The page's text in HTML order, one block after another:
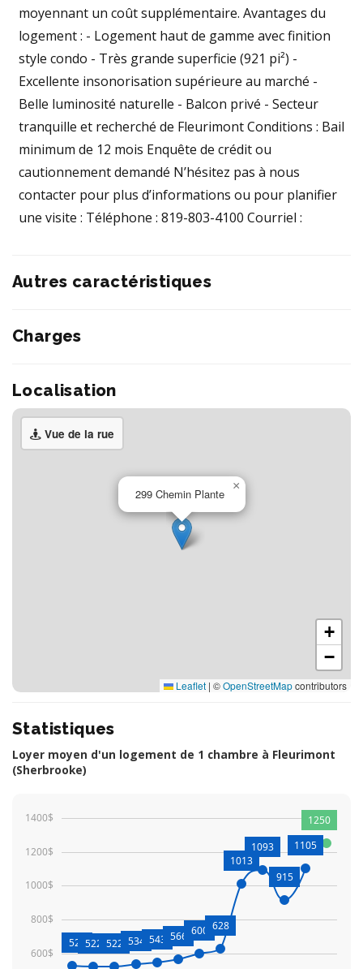
moyennant un coût supplémentaire. Avantages du
logement : - Logement haut de gamme avec finition
style condo - Très grande superficie (921 pi²) -
Excellente insonorisation supérieure au marché -
Belle luminosité naturelle - Balcon privé - Secteur
tranquille et recherché de Fleurimont Conditions : Bail
minimum de 12 mois Enquête de crédit ou
cautionnement demandé N’hésitez pas à nous
contacter pour plus d’informations ou pour planifier
une visite : Téléphone : 819-803-4100 Courriel :
Autres caractéristiques
Charges
Localisation
Vue de la rue
299 Chemin Plante
×
+
−
Leaflet | ©OpenStreetMapcontributors
Statistiques
Loyer moyen d'un logement de 1 chambre à Fleurimont
(Sherbrooke)
600$
800$
1000$
1200$
1400$
527522 522 534 543 566 600 628
1013
1093
915
1105
1250